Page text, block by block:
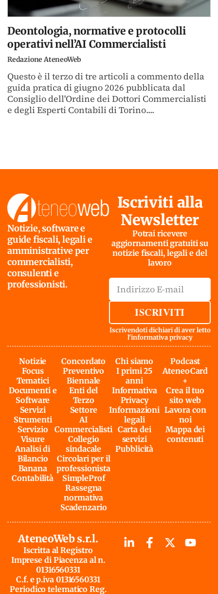
Deontologia, normative e protocolli
operativi nell’AI Commercialisti
Redazione AteneoWeb
Questo è il terzo di tre articoli a commento della
guida pratica di giugno 2026 pubblicata dal
Consiglio dell'Ordine dei Dottori Commercialisti
e degli Esperti Contabili di Torino....
Notizie, software e
guide fiscali, legali e
amministrative per
commercialisti,
consulenti e
professionisti.
Iscriviti alla
Newsletter
Potrai ricevere
aggiornamenti gratuiti su
notizie fiscali, legali e del
lavoro
ISCRIVITI
Iscrivendoti dichiari di aver letto
l'informativa privacy
Notizie
Focus
Tematici
Documenti e
Software
Servizi
Strumenti
Servizio
Visure
Analisi di
Bilancio
Banana
Contabilità
Concordato
Preventivo
Biennale
Enti del
Terzo
Settore
AI
Commercialisti
Collegio
sindacale
Circolari per il
professionista
SimpleProf
Rassegna
normativa
Scadenzario
Chi siamo
I primi 25
anni
Informativa
Privacy
Informazioni
legali
Carta dei
servizi
Pubblicità
Podcast
AteneoCard
+
Crea il tuo
sito web
Lavora con
noi
Mappa dei
contenuti
AteneoWeb s.r.l.
Iscritta al Registro
Imprese di Piacenza al n.
01316560331
C.f. e p.iva 01316560331
Periodico telematico Reg.